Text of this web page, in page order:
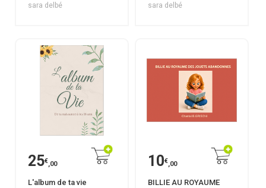
sara delbé sara delbé
25€,00
L'album de ta vie
10€,00
BILLIE AU ROYAUME